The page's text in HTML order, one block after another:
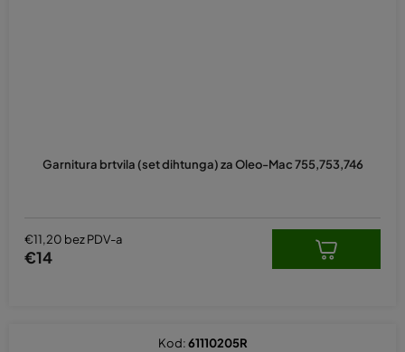
Garnitura brtvila (set dihtunga) za Oleo-Mac 755,753,746
proizvoda
€11,20 bez PDV-a
€14
Kod:61110205R